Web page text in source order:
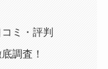
ミ・評判
調査！